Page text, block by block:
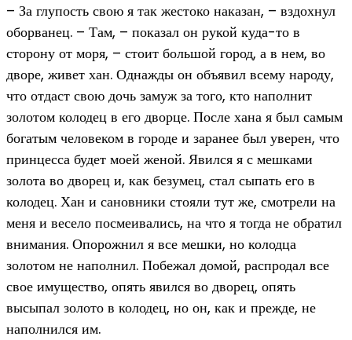
– За глупость свою я так жестоко наказан, – вздохнул
оборванец. – Там, – показал он рукой куда-то в
сторону от моря, – стоит большой город, а в нем, во
дворе, живет хан. Однажды он объявил всему народу,
что отдаст свою дочь замуж за того, кто наполнит
золотом колодец в его дворце. После хана я был самым
богатым человеком в городе и заранее был уверен, что
принцесса будет моей женой. Явился я с мешками
золота во дворец и, как безумец, стал сыпать его в
колодец. Хан и сановники стояли тут же, смотрели на
меня и весело посмеивались, на что я тогда не обратил
внимания. Опорожнил я все мешки, но колодца
золотом не наполнил. Побежал домой, распродал все
свое имущество, опять явился во дворец, опять
высыпал золото в колодец, но он, как и прежде, не
наполнился им.